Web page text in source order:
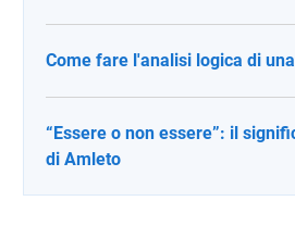
Come fare l'analisi logica di
“Essere o non essere”: il
di Amleto